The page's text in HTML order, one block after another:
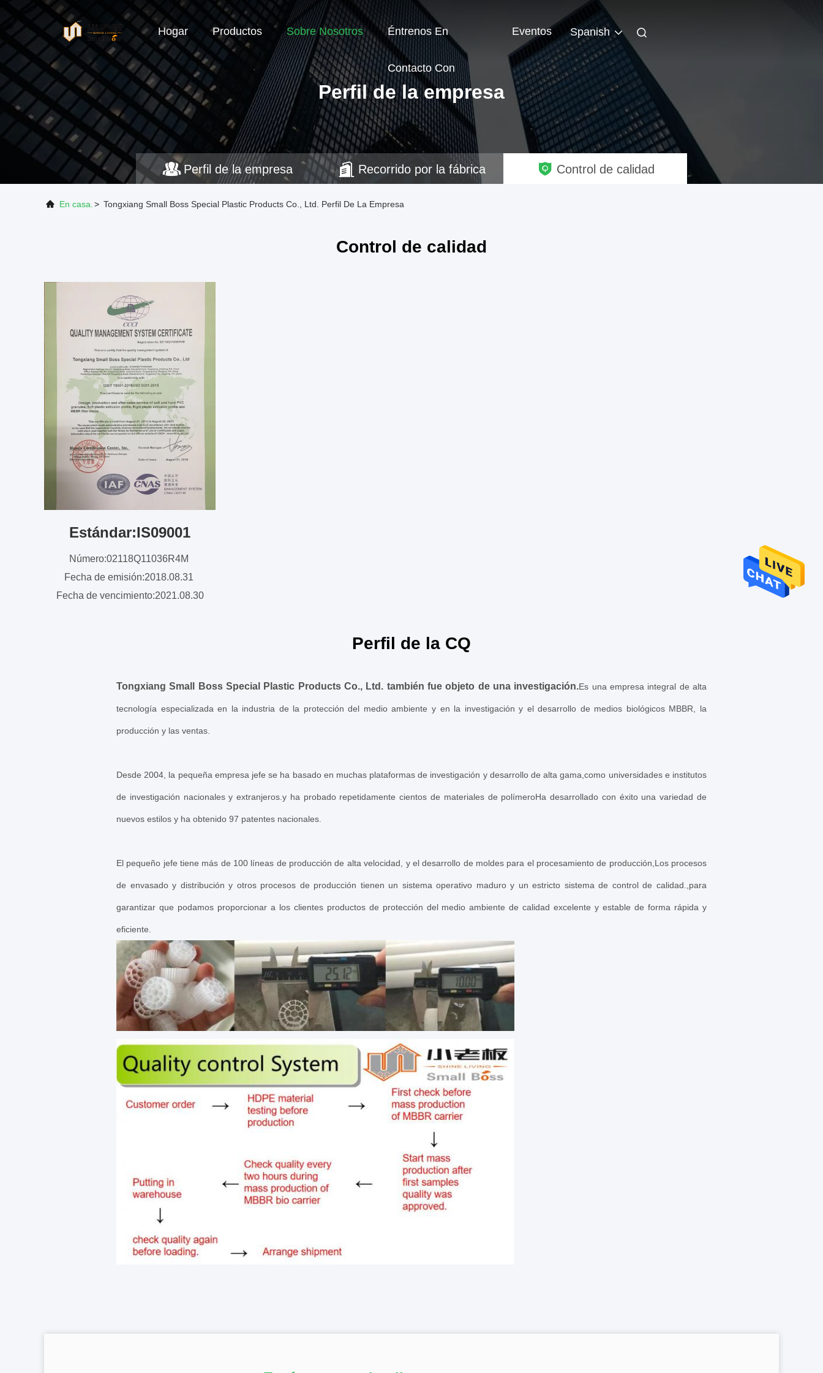
Hogar Productos Sobre Nosotros Éntrenos En
Contacto Con
Eventos Spanish
Perfil de la empresa
Perfil de la empresa Recorrido por la fábrica Control de calidad
En casa. > Tongxiang Small Boss Special Plastic Products Co., Ltd. Perfil De La Empresa
Control de calidad
Estándar:IS09001
Número:02118Q11036R4M
Fecha de emisión:2018.08.31
Fecha de vencimiento:2021.08.30
Perfil de la CQ
Tongxiang Small Boss Special Plastic Products Co., Ltd. también fue objeto de una investigación.Es una empresa integral de alta
tecnología especializada en la industria de la protección del medio ambiente y en la investigación y el desarrollo de medios biológicos MBBR, la
producción y las ventas.
Desde 2004, la pequeña empresa jefe se ha basado en muchas plataformas de investigación y desarrollo de alta gama,como universidades e institutos
de investigación nacionales y extranjeros.y ha probado repetidamente cientos de materiales de polímeroHa desarrollado con éxito una variedad de
nuevos estilos y ha obtenido 97 patentes nacionales.
El pequeño jefe tiene más de 100 líneas de producción de alta velocidad, y el desarrollo de moldes para el procesamiento de producción,Los procesos
de envasado y distribución y otros procesos de producción tienen un sistema operativo maduro y un estricto sistema de control de calidad.,para
garantizar que podamos proporcionar a los clientes productos de protección del medio ambiente de calidad excelente y estable de forma rápida y
eficiente.